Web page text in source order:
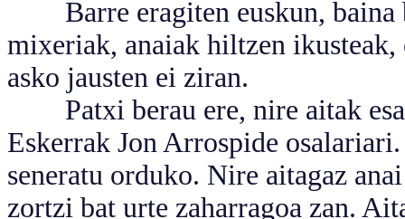
Barre eragiten euskun, baina
mixeriak, anaiak hiltzen
asko jausten ei ziran.
Patxi berau ere, nire aitak
Eskerrak Jon Arrospide
seneratu orduko. Nire aitagaz
zortzi bat urte zaharragoa zan.